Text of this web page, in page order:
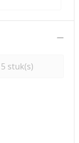
stuk(s)